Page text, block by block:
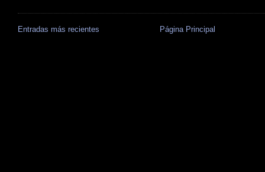
Entradas más recientes Página Principal